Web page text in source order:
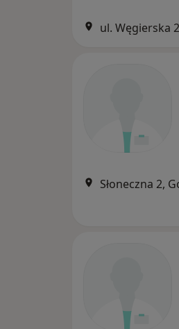
ul. Węgierska
Słoneczna 2,